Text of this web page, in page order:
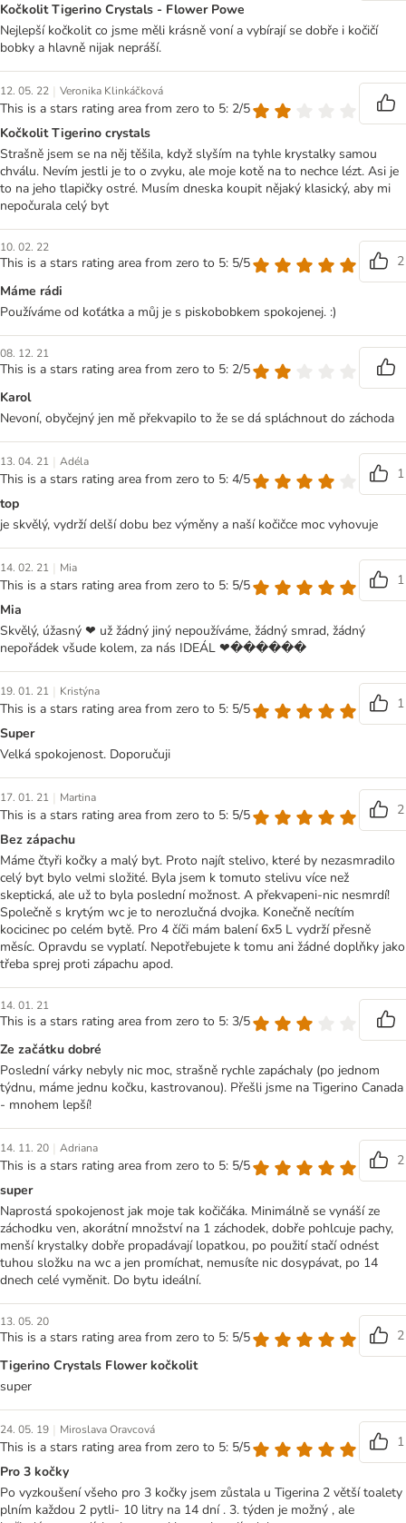
Kočkolit Tigerino Crystals - Flower Powe
Nejlepší kočkolit co jsme měli krásně voní a vybírají se dobře i kočičí
bobky a hlavně nijak nepráší.
12. 05. 22 | Veronika Klinkáčková
This is a stars rating area from zero to 5: 2/5
Kočkolit Tigerino crystals
Strašně jsem se na něj těšila, když slyším na tyhle krystalky samou
chválu. Nevím jestli je to o zvyku, ale moje kotě na to nechce lézt. Asi je
to na jeho tlapičky ostré. Musím dneska koupit nějaký klasický, aby mi
nepočurala celý byt
10. 02. 22
This is a stars rating area from zero to 5: 5/5
2
Máme rádi
Používáme od koťátka a můj je s piskobobkem spokojenej. :)
08. 12. 21
This is a stars rating area from zero to 5: 2/5
Karol
Nevoní, obyčejný jen mě překvapilo to že se dá spláchnout do záchoda
13. 04. 21 | Adéla
This is a stars rating area from zero to 5: 4/5
1
top
je skvělý, vydrží delší dobu bez výměny a naší kočičce moc vyhovuje
14. 02. 21 | Mia
This is a stars rating area from zero to 5: 5/5
1
Mia
Skvělý, úžasný ❤ už žádný jiný nepoužíváme, žádný smrad, žádný
nepořádek všude kolem, za nás IDEÁL ❤������
19. 01. 21 | Kristýna
This is a stars rating area from zero to 5: 5/5
1
Super
Velká spokojenost. Doporučuji
17. 01. 21 | Martina
This is a stars rating area from zero to 5: 5/5
2
Bez zápachu
Máme čtyři kočky a malý byt. Proto najít stelivo, které by nezasmradilo
celý byt bylo velmi složité. Byla jsem k tomuto stelivu více než
skeptická, ale už to byla poslední možnost. A překvapeni-nic nesmrdí!
Společně s krytým wc je to nerozlučná dvojka. Konečně necítím
kocicinec po celém bytě. Pro 4 číči mám balení 6x5 L vydrží přesně
měsíc. Opravdu se vyplatí. Nepotřebujete k tomu ani žádné doplňky jako
třeba sprej proti zápachu apod.
14. 01. 21
This is a stars rating area from zero to 5: 3/5
Ze začátku dobré
Poslední várky nebyly nic moc, strašně rychle zapáchaly (po jednom
týdnu, máme jednu kočku, kastrovanou). Přešli jsme na Tigerino Canada
- mnohem lepší!
14. 11. 20 | Adriana
This is a stars rating area from zero to 5: 5/5
2
super
Naprostá spokojenost jak moje tak kočičáka. Minimálně se vynáší ze
záchodku ven, akorátní množství na 1 záchodek, dobře pohlcuje pachy,
menší krystalky dobře propadávají lopatkou, po použití stačí odnést
tuhou složku na wc a jen promíchat, nemusíte nic dosypávat, po 14
dnech celé vyměnit. Do bytu ideální.
13. 05. 20
This is a stars rating area from zero to 5: 5/5
2
Tigerino Crystals Flower kočkolit
super
24. 05. 19 | Miroslava Oravcová
This is a stars rating area from zero to 5: 5/5
1
Pro 3 kočky
Po vyzkoušení všeho pro 3 kočky jsem zůstala u Tigerina 2 větší toalety
plním každou 2 pytli- 10 litry na 14 dní . 3. týden je možný , ale